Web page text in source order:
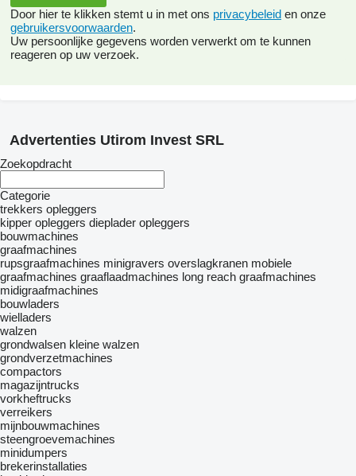
Door hier te klikken stemt u in met ons privacybeleid en onze
gebruikersvoorwaarden.
Uw persoonlijke gegevens worden verwerkt om te kunnen
reageren op uw verzoek.
Advertenties Utirom Invest SRL
Zoekopdracht
Categorie
trekkers opleggers
kipper opleggers dieplader opleggers
bouwmachines
graafmachines
rupsgraafmachines minigravers overslagkranen mobiele
graafmachines graaflaadmachines long reach graafmachines
midigraafmachines
bouwladers
wielladers
walzen
grondwalsen kleine walzen
grondverzetmachines
compactors
magazijntrucks
vorkheftrucks
verreikers
mijnbouwmachines
steengroevemachines
minidumpers
brekerinstallaties